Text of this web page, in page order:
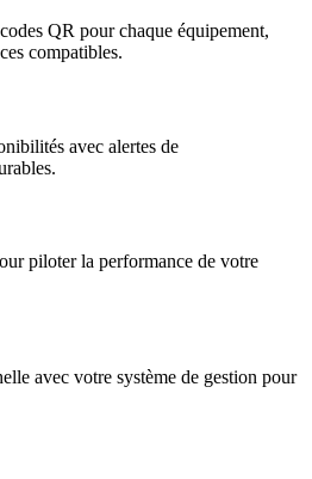
QR pour chaque équipement,
compatibles.
avec alertes de
piloter la performance de votre
avec votre système de gestion pour